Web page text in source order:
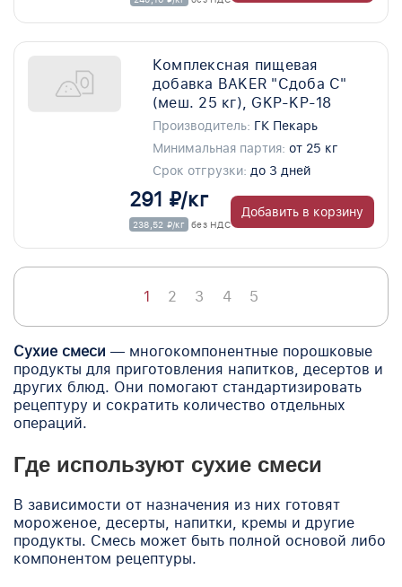
Комплексная пищевая
добавка BAKER "Сдоба С"
(меш. 25 кг), GKP-KP-18
Производитель: ГК Пекарь
Минимальная партия: от 25 кг
Срок отгрузки: до 3 дней
291 ₽/кг
238,52 ₽/кг без НДС
Добавить в корзину
1 2 3 4 5
Сухие смеси — многокомпонентные порошковые
продукты для приготовления напитков, десертов и
других блюд. Они помогают стандартизировать
рецептуру и сократить количество отдельных
операций.
Где используют сухие смеси
В зависимости от назначения из них готовят
мороженое, десерты, напитки, кремы и другие
продукты. Смесь может быть полной основой либо
компонентом рецептуры.